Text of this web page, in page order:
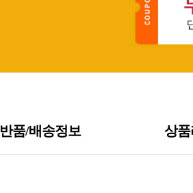
반품/배송정보 상